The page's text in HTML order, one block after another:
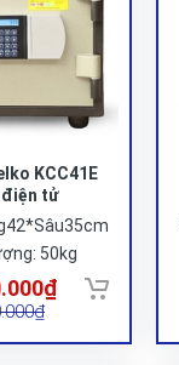
KCC41E
tử
50kg